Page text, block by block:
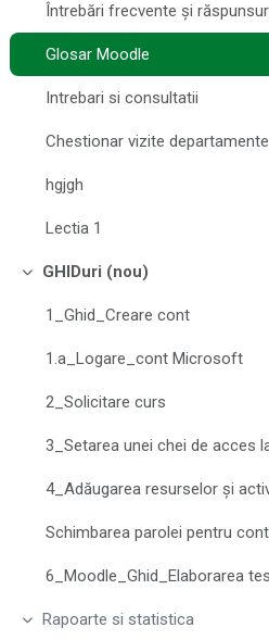
Glosar Moodle
Intrebari si consultatii
Chestionar vizite departamente
hgjgh
Lectia 1
Derulează
GHIDuri (nou)
1_Ghid_Creare cont
1.a_Logare_cont Microsoft
2_Solicitare curs
Derulează
Rapoarte si statistica